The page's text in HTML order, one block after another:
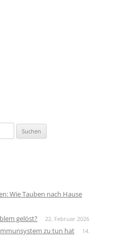
Wie Tauben nach Hause
gelöst? 22. Februar 2026
zu tun hat
14.